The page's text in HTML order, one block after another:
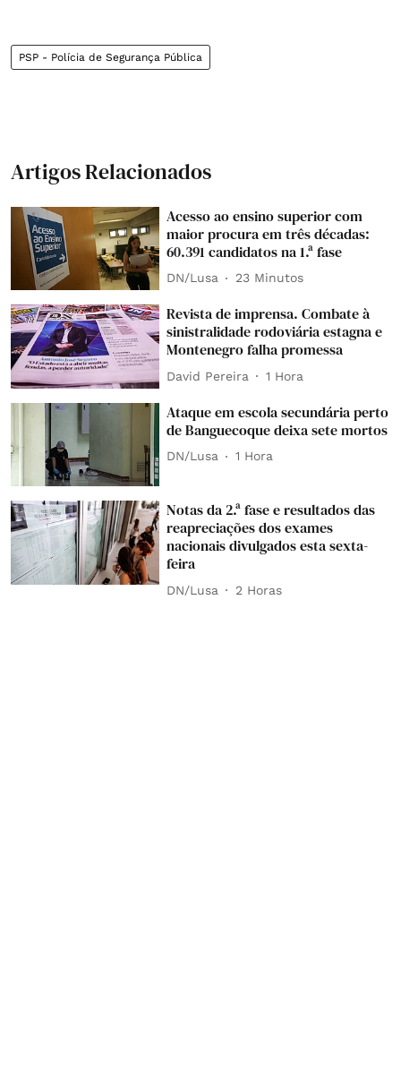
PSP - Polícia de Segurança Pública
Artigos Relacionados
Acesso ao ensino superior com
maior procura em três décadas:
60.391 candidatos na 1.ª fase
DN/Lusa 23 Minutos
Revista de imprensa. Combate à
sinistralidade rodoviária estagna e
Montenegro falha promessa
David Pereira 1 Hora
Ataque em escola secundária perto
de Banguecoque deixa sete mortos
DN/Lusa 1 Hora
Notas da 2.ª fase e resultados das
reapreciações dos exames
nacionais divulgados esta sexta-
feira
DN/Lusa 2 Horas